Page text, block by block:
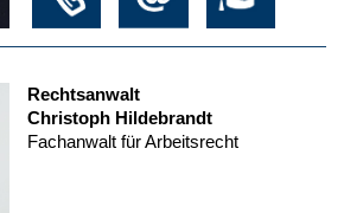
Rechtsanwalt
Christoph Hildebrandt
Fachanwalt für Arbeitsrecht